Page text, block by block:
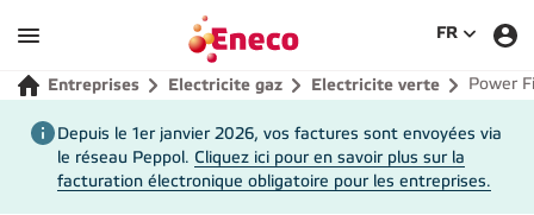
FR
Entreprises Electricite gaz Electricite verte Power
Depuis le 1er janvier 2026, vos factures sont envoyées via
le réseau Peppol. Cliquez ici pour en savoir plus sur la
facturation électronique obligatoire pour les entreprises.